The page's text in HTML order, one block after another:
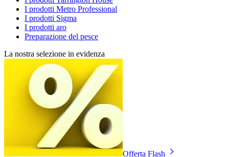
I prodotti Metro Professional
I prodotti Sigma
I prodotti aro
Preparazione del pesce
La nostra selezione in evidenza
Offerta Flash